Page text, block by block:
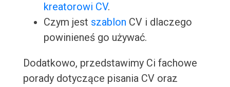
kreatorowi CV.
Czym jest szablon CV i dlaczego
powinieneś go używać.
Dodatkowo, przedstawimy Ci fachowe
porady dotyczące pisania CV oraz